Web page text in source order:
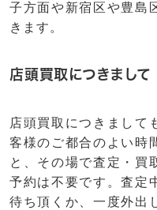
子方面や新宿区や豊島
きます。
店頭買取につきまして
店頭買取につきまして
客様のご都合のよい時
と、その場で査定・買
予約は不要です。査定
待ち頂くか、一度外出